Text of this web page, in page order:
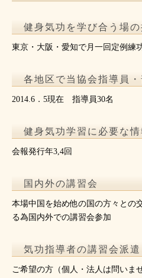
健身気功を学び合う場の
東京・大阪・愛知で月一回定例練
各地区で当協会指導員
2014.6．5現在 指導員30名
健身気功学習に必要な
会報発行年3,4回
国内外の講習会
本場中国を始め他の国の方々との
る為国内外での講習会参加
気功指導者の講習会派遣
ご希望の方（個人・法人は問いま